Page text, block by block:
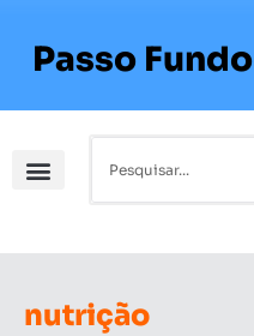
Passo Fundo
nutrição